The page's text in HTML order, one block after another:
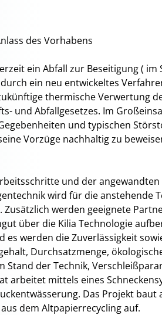
des Vorhabens
ein Abfall zur Beseitigung (
ein neu entwickeltes
thermische Verwertung
und Abfallgesetzes. Im
und typischen
Vorzüge nachhaltig zu
und der
wird für die anstehende
Zusätzlich werden geeignete
über die Kilia Technologie
es werden die Zuverlässigkeit
Durchsatzmenge,
Stand der Technik,
arbeitet mittels eines
Das Projekt
dem Altpapierrecycling auf.